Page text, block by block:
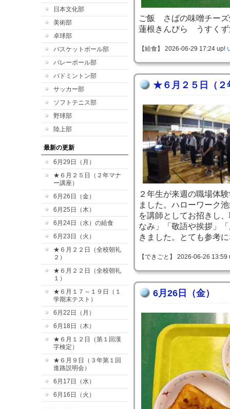
日本文化部
美術部
卓球部
バスケットボール部
バレーボール部
バドミントン部
サッカー部
ソフトテニス部
野球部
陸上部
最新の更新
6月29日（月）
★６月２５日（２年マナ
ー講座）
6月26日（金）
6月25日（木）
6月24日（水）の給食
6月23日（火）
★６月２２日（全校朝礼
２）
★６月２２日（全校朝礼
１）
★６月１７～１９日（１
学期末テスト）
6月22日（月）
6月18日（木）
★６月１２日（第１回漢
字検定）
★６月９日（３年第１回
進路説明会）
6月17日（水）
6月16日（火）
ご飯 さばの味噌チーズ
蓮根きんぴら うすくず
【給食】 2026-06-29 17:24 up!
★６月２５日（２
２年生が来週の職場体
ました。ハローワーク
を講師としてお招きし
なみ」「敬語や挨拶」
きました。とても参考
【できごと】 2026-06-26
6月26日（金）